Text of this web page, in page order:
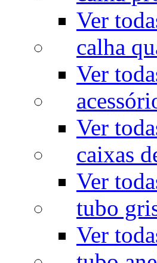
Ver
calha
Ver
Ver
caixas
Ver
tubo
Ver